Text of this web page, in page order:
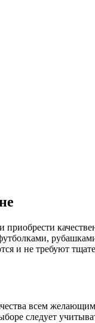
и не требуют
всем
следует